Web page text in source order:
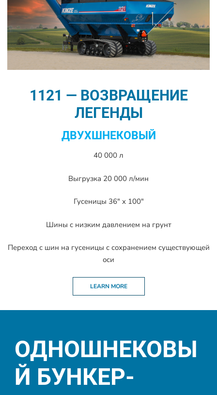
1121 — ВОЗВРАЩЕНИЕ
ЛЕГЕНДЫ
ДВУХШНЕКОВЫЙ
40 000 л
Выгрузка 20 000 л/мин
Гусеницы 36″ x 100″
Шины с низким давлением на грунт
Переход с шин на гусеницы с сохранением существующей
оси
LEARN MORE
ОДНОШНЕКОВЫ
Й БУНКЕР-